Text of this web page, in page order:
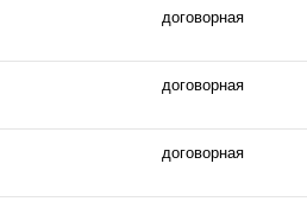
договорная
договорная
договорная